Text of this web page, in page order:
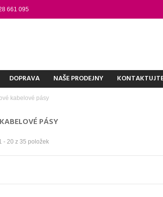
661 095
DOPRAVA NAŠE PRODEJNY
kabelové pásy
PÁSY
- 20 z 35 položek